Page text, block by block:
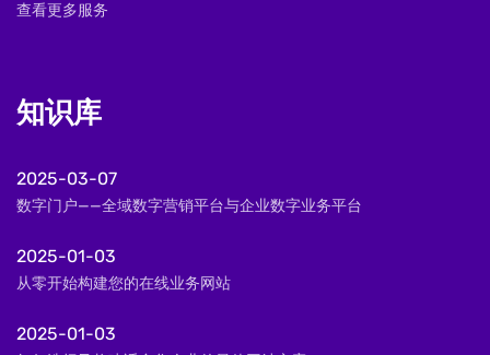
查看更多服务
知识库
2025-03-07
数字门户——全域数字营销平台与企业数字业务平台
2025-01-03
从零开始构建您的在线业务网站
2025-01-03